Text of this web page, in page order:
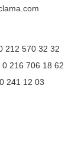
212 570 32 32
216 706 18 62
241 12 03